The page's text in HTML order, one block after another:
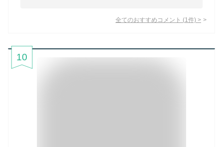
全てのおすすめコメント (1 件) >
10